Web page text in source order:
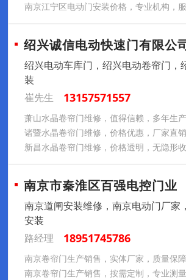
南京江宁区电动门安装价格，专业机构，
绍兴诚信电动快速门有限公
绍兴电动车库门，绍兴电动卷帘门，
装
崔先生
13157571557
萧山水晶卷帘门维修，值得信赖，多年生
诸暨水晶卷帘门维修，价格优惠，厂家直销
新昌水晶卷帘门维修，价格透明，无隐形
南京市秦淮区百强电控门业
南京道闸安装维修，南京电动门厂家
安装
路经理
18951745786
南京卷帘门生产销售，实体厂家，质量保障
南京卷帘门生产销售，按需定制，专业测